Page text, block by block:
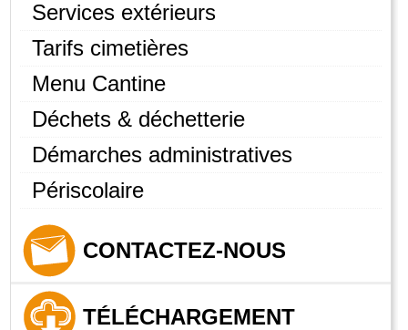
Services extérieurs
Tarifs cimetières
Menu Cantine
Déchets & déchetterie
Démarches administratives
Périscolaire
CONTACTEZ-NOUS
TÉLÉCHARGEMENT